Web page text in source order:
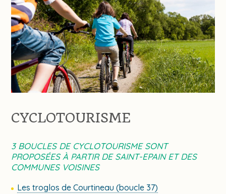
CYCLOTOURISME
3 BOUCLES DE CYCLOTOURISME SONT
PROPOSÉES À PARTIR DE SAINT-EPAIN ET DES
COMMUNES VOISINES
Les troglos de Courtineau (boucle 37)